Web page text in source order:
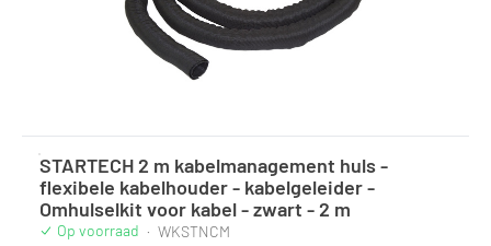
STARTECH 2 m kabelmanagement huls -
flexibele kabelhouder - kabelgeleider -
Omhulselkit voor kabel - zwart - 2 m
Op voorraad · WKSTNCM